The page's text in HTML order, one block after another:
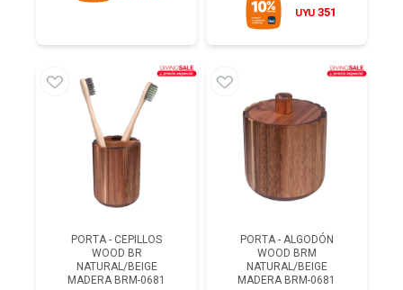
UYU 351
PORTA - CEPILLOS
WOOD BR
NATURAL/BEIGE
MADERA BRM-0681
PORTA - ALGODÓN
WOOD BRM
NATURAL/BEIGE
MADERA BRM-0681